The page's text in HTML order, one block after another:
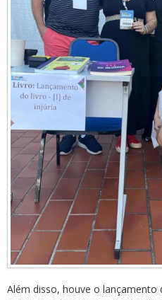
Além disso, houve o lançamento